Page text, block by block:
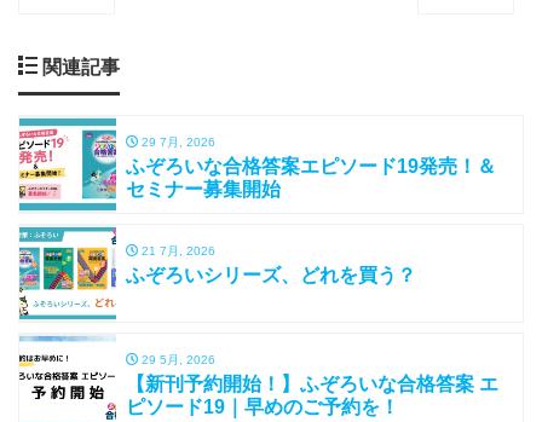
関連記事
29 7月, 2026
ふぞろいな合格答案エピソード19発売！＆
セミナー募集開始
21 7月, 2026
ふぞろいシリーズ、どれを買う？
29 5月, 2026
【新刊予約開始！】ふぞろいな合格答案 エ
ピソード19｜早めのご予約を！